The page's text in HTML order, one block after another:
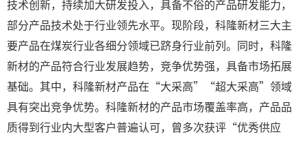
技术创新，持续加大研发投入，具备不俗的产品研发能力，
部分产品技术处于行业领先水平。现阶段，科隆新材三大主
要产品在煤炭行业各细分领域已跻身行业前列。同时，科隆
新材的产品符合行业发展趋势，竞争优势强，具备市场拓展
基础。其中，科隆新材产品在“大采高”“超大采高”领域
具有突出竞争优势。科隆新材的产品市场覆盖率高，产品品
质得到行业内大型客户普遍认可，曾多次获评“优秀供应